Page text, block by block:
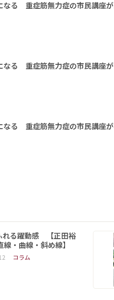
なる 重症筋無力症の市民講座
なる 重症筋無力症の市民講座
なる 重症筋無力症の市民講座
れる躍動感 【正田裕
・曲線・斜め線】
コラム